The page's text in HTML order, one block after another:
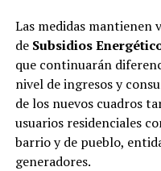
Las medidas mantienen
de Subsidios
que continuarán
nivel de ingresos y
de los nuevos cuadros
usuarios residenciales
barrio y de pueblo,
generadores.